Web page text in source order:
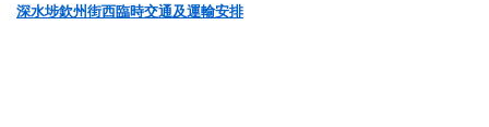
深水埗欽州街西臨時交通及運輸安排